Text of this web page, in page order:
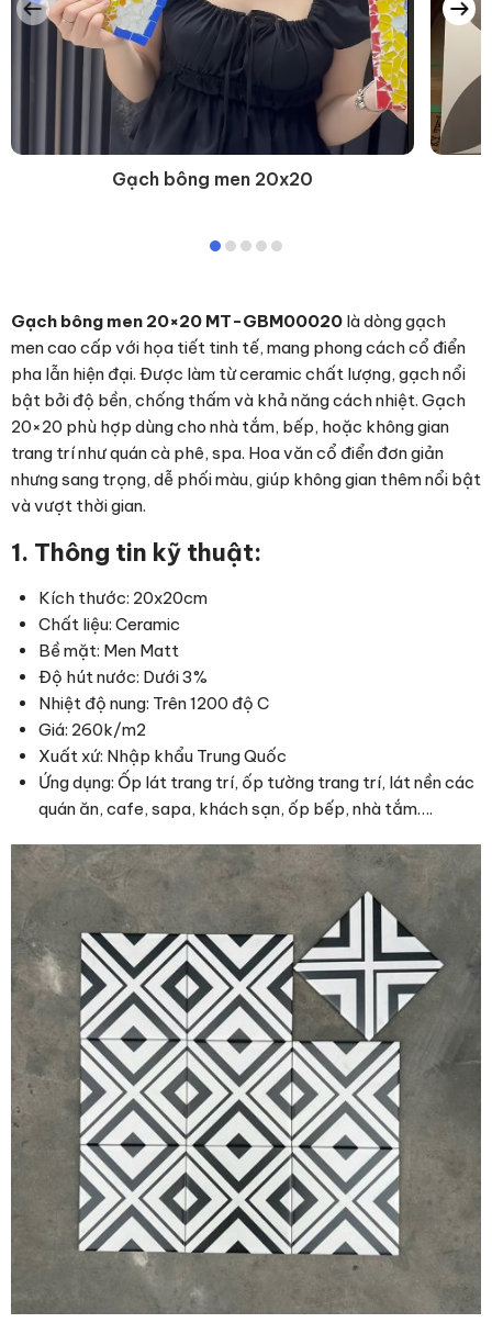
Gạch bông men 20x20
Gạch bông men 20×20 MT-GBM00020 là dòng gạch
men cao cấp với họa tiết tinh tế, mang phong cách cổ điển
pha lẫn hiện đại. Được làm từ ceramic chất lượng, gạch nổi
bật bởi độ bền, chống thấm và khả năng cách nhiệt. Gạch
20×20 phù hợp dùng cho nhà tắm, bếp, hoặc không gian
trang trí như quán cà phê, spa. Hoa văn cổ điển đơn giản
nhưng sang trọng, dễ phối màu, giúp không gian thêm nổi bật
và vượt thời gian.
1. Thông tin kỹ thuật:
Kích thước: 20x20cm
Chất liệu: Ceramic
Bề mặt: Men Matt
Độ hút nước: Dưới 3%
Nhiệt độ nung: Trên 1200 độ C
Giá: 260k/m2
Xuất xứ: Nhập khẩu Trung Quốc
Ứng dụng: Ốp lát trang trí, ốp tường trang trí, lát nền các
quán ăn, cafe, sapa, khách sạn, ốp bếp, nhà tắm….